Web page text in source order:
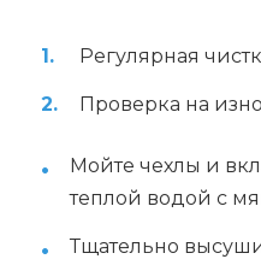
Регулярная
Проверка на
Мойте чехлы и
теплой водой с
Тщательно